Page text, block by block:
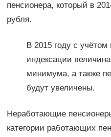
пенсионера, который в
рубля.
В 2015 году с
индексации
минимума, а также
будут увеличены.
Неработающие
категории работающих